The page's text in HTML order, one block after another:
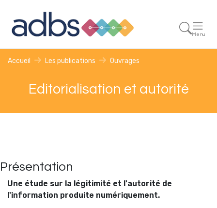
Menu
Accueil Les publications Ouvrages
Editorialisation et autorité
Présentation
Une étude sur la légitimité et l'autorité de
l'information produite numériquement.